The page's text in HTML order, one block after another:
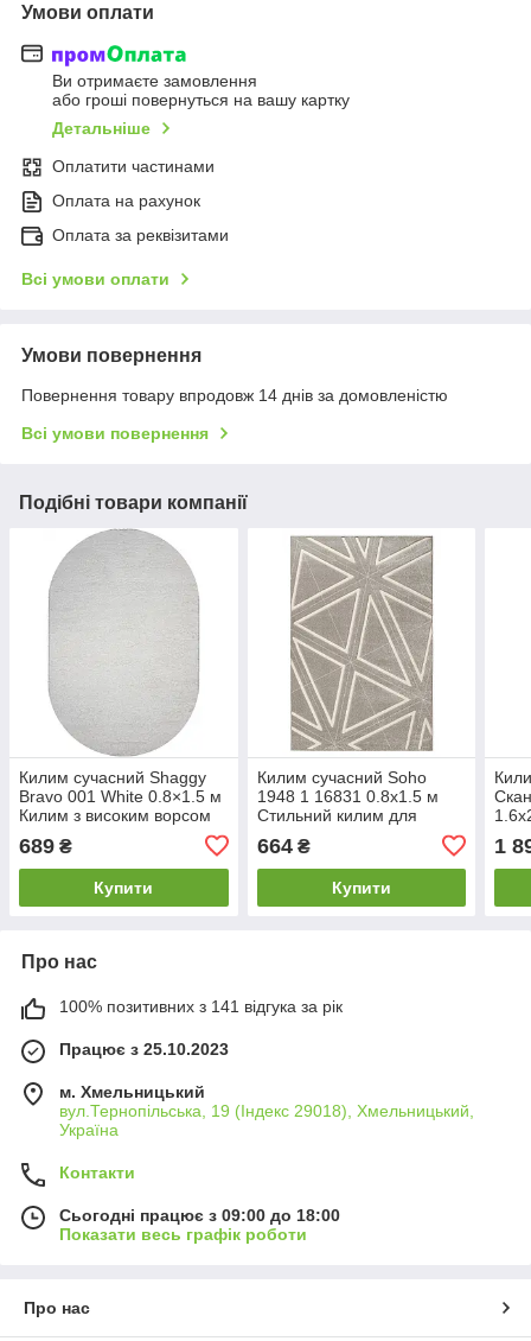
Умови оплати
Ви отримаєте замовлення
або гроші повернуться на вашу картку
Детальніше
Оплатити частинами
Оплата на рахунок
Оплата за реквізитами
Всі умови оплати
Умови повернення
Повернення товару впродовж 14 днів за домовленістю
Всі умови повернення
Подібні товари компанії
Килим сучасний Shaggy
Bravo 001 White 0.8×1.5 м
Килим з високим ворсом
М'який килим для спальні
689 ₴
Купити
Килим сучасний Soho
1948 1 16831 0.8х1.5 м
Стильний килим для
664₴
Купити
1
Про нас
100% позитивних з 141 відгука за рік
Працює з 25.10.2023
м. Хмельницький
вул.Тернопільська, 19 (Індекс 29018), Хмельницький,
Україна
Контакти
Сьогодні працює з 09:00 до 18:00
Показати весь графік роботи
Про нас